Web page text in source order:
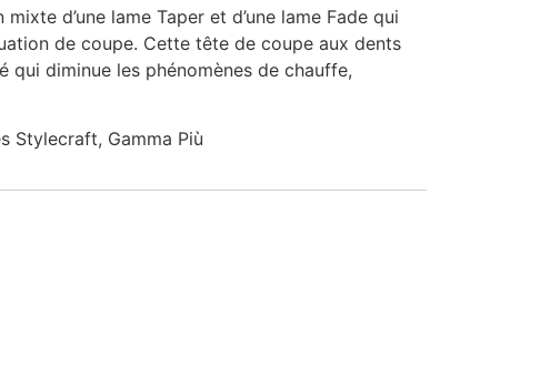
d’une lame Taper et d’une lame Fade qui
de coupe. Cette tête de coupe aux dents
qui diminue les phénomènes de chauffe,
Stylecraft, Gamma Più